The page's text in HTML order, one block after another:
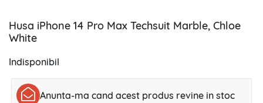
Husa iPhone 14 Pro Max Techsuit Marble, Chloe
White
Indisponibil
Anunta-ma cand acest produs revine in stoc